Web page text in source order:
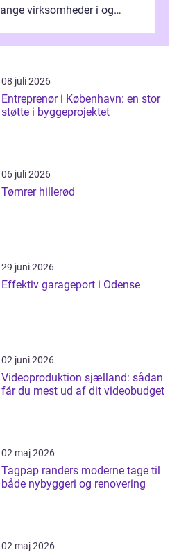
virksomheder i og
08 juli 2026
Entreprenør i København: en stor
støtte i byggeprojektet
06 juli 2026
Tømrer hillerød
29 juni 2026
Effektiv garageport i Odense
02 juni 2026
Videoproduktion sjælland: sådan
får du mest ud af dit videobudget
02 maj 2026
Tagpap randers moderne tage til
både nybyggeri og renovering
02 maj 2026